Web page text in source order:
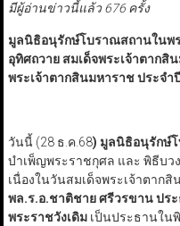
มีผู้อ่านข่าวนี้แล้ว 676 ครั้ง
มูลนิธิอนุรักษ์โบราณสถานในพ
อุทิศถวาย สมเด็จพระเจ้าตากสิ
พระเจ้าตากสินมหาราช ประจำ
วันนี้ (28 ธ.ค.68) มูลนิธิอนุรักษ์
บำเพ็ญพระราชกุศล และ พิธีบว
เนื่องในวันสมเด็จพระเจ้าตาก
พล.ร.อ.ชาติชาย ศรีวรขาน ป
พระราชวังเดิมเป็นประธานใน